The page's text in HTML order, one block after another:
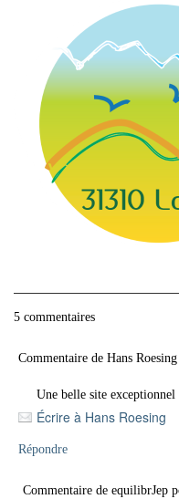
5 commentaires
Commentaire de Hans Roesing
Une belle site exceptionnel
Écrire à Hans Roesing
Répondre
Commentaire de equilibrJep